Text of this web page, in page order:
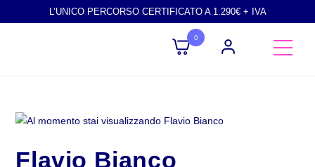
L’UNICO PERCORSO CERTIFICATO A 1.290€ + IVA
0
Flavio Bianco